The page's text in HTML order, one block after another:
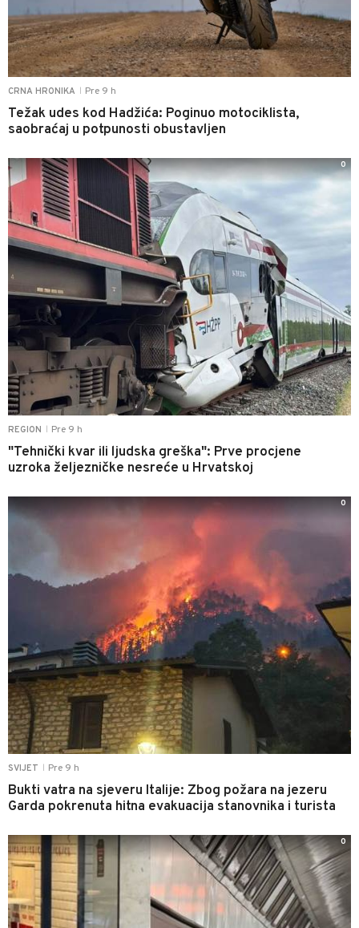
CRNA HRONIKA Pre 9 h
Težak udes kod Hadžića: Poginuo motociklista,
saobraćaj u potpunosti obustavljen
REGION Pre 9 h
"Tehnički kvar ili ljudska greška": Prve procjene
uzroka željezničke nesreće u Hrvatskoj
0
SVIJET Pre 9 h
Bukti vatra na sjeveru Italije: Zbog požara na jezeru
Garda pokrenuta hitna evakuacija stanovnika i turista
0
0